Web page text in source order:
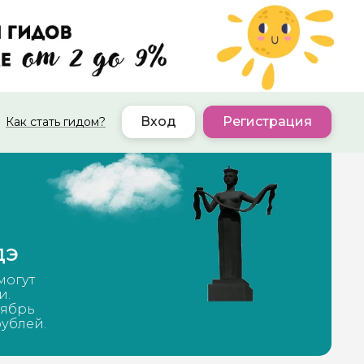
Как стать гидом? Вход Регистрация